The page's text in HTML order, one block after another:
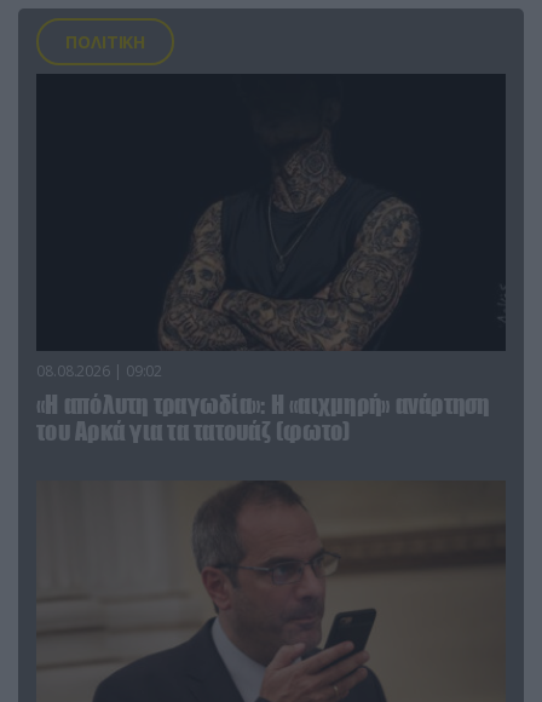
ΠΟΛΙΤΙΚΗ
08.08.2026 | 09:02
«Η απόλυτη τραγωδία»: Η «αιχμηρή» ανάρτηση
του Αρκά για τα τατουάζ (φωτο)